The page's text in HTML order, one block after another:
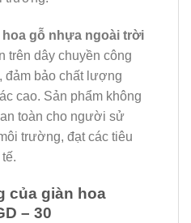
hoa gỗ nhựa ngoài trời
trên dây chuyền công
đảm bảo chất lượng
cao. Sản phẩm không
toàn cho người sử
trường, đạt các tiêu
của giàn hoa
– 30